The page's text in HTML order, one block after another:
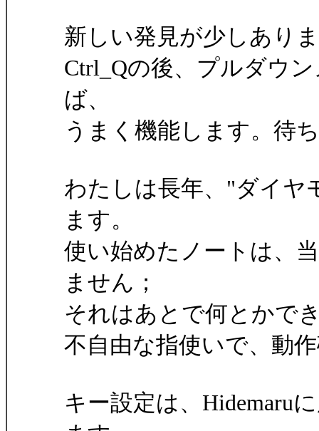
新しい発見が少しあり
Ctrl_Qの後、プルダウ
ば、
うまく機能します。待
わたしは長年、"ダイヤ
ます。
使い始めたノートは、
ません；
それはあとで何とかで
不自由な指使いで、動
キー設定は、Hidemaru